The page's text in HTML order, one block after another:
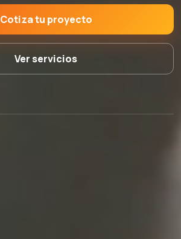
Cotiza tu proyecto
Ver servicios